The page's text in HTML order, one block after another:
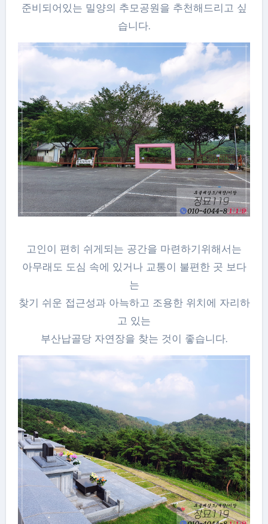
준비되어있는 밀양의 추모공원을 추천해드리고 싶
습니다.
고인이 편히 쉬게되는 공간을 마련하기위해서는
아무래도 도심 속에 있거나 교통이 불편한 곳 보다
는
찾기 쉬운 접근성과 아늑하고 조용한 위치에 자리하
고 있는
부산납골당 자연장을 찾는 것이 좋습니다.